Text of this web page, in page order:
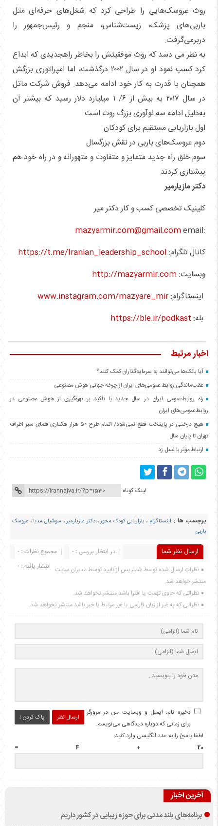
روث عروسک‌هایی را طراحی کرد که شغل‌های حرفه‌ای مثل
باربی‌های پزشک، زیست‌شناس، منجم و رئیس‌جمهور را
دربرمی‌گرفت.
به نظر می دسد که روث موفقیتش را بخاطر راهجدیدی که ابداع
کرد کسب نمود او در سال ۲۰۰۲ درگذشت، اما امپراتوری بزرگش
همچنان با قدرت به‌ کار خود ادامه می‌دهد. فروش شرکت ماتل
در سال ۲۰۱۷ به بیش از ۶/ ۱ میلیارد دلار رسید که بیشتر آن
به‌دلیل ادامه سه نوآوری بزرگ روث است
اول بازاریابی مستقیم برای کودکان
دوم عروسک‌های باربی در نقش بزرگسال
سوم خلق راه جدید متمایز و متفاوت و متهورانه و در راه خود هم
پیشتازی کردند
دکتر مازیارمیر
کلینیک تخصصی کسب و کار دکتر میر
email:
mazyarmir.com@gmail.com
کانال تلگرام:https://t.me/Iranian_leadership_school
وبسایت:http://mazyarmir.com
اینستاگرام:www.instagram.com/mazyare_mir
بله: https://ble.ir/podkast
اخبار مرتبط
آیا بانک‌ها می‌توانند به سرمایه‌گذاران کمک کنند؟
عقب‌ماندگی روابط عمومی‌های ایران از چرخه جهانی هوش مصنوعی
راه روابط‌عمومی ایران در سال جدید با تأکید بر بهره‌گیری از هوش مصنوعی در
روابط‌عمومی‌های ایران
هیچ درختی در پایتخت قطع نمی‌شود/ اتمام طرح ۵۰ هزار هکتاری فضای سبز اطراف
تهران تا پایان سال
ارتباط موثر با نسل زد
لینک کوتاه
برچسب ها : اینستاگرام ، بازاریابی کودک محور،دکتر مازیارمیر، سوشیال مدیا ، عروسک‌
باربی
ارسال نظر شما مجموع نظرات : 0
در انتظار بررسی : 0
انتشار یافته : 0 نظرات ارسال شده توسط شما، پس از تایید توسط مدیران سایت
منتشر خواهد شد.
نظراتی که حاوی تهمت یا افترا باشد منتشر نخواهد شد.
نظراتی که به غیر از زبان فارسی یا غیر مرتبط با خبر باشد منتشر نخواهد شد.
ارسال نظر پاک کردن !
ذخیره نام، ایمیل و وبسایت من در مرورگر
برای زمانی که دوباره دیدگاهی می‌نویسم.
لطفا پاسخ را به عدد انگلیسی وارد کنید:
20 + 4 =
آخرین اخبار
برنامه‌های بلند مدتی برای حوزه زیبایی در کشور داریم